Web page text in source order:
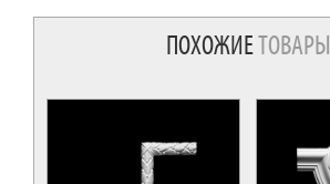
ПОХОЖИЕТОВАРЫ